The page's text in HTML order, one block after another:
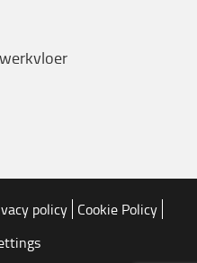
policy Cookie Policy